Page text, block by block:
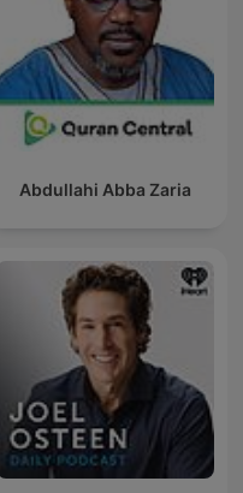
Abdullahi Abba Zaria